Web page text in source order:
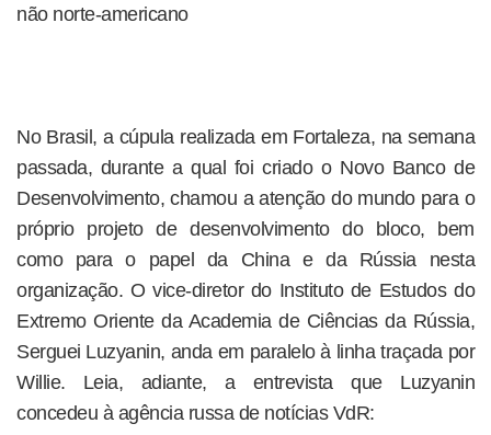
não norte-americano
No Brasil, a cúpula realizada em Fortaleza, na semana
passada, durante a qual foi criado o Novo Banco de
Desenvolvimento, chamou a atenção do mundo para o
próprio projeto de desenvolvimento do bloco, bem
como para o papel da China e da Rússia nesta
organização. O vice-diretor do Instituto de Estudos do
Extremo Oriente da Academia de Ciências da Rússia,
Serguei Luzyanin, anda em paralelo à linha traçada por
Willie. Leia, adiante, a entrevista que Luzyanin
concedeu à agência russa de notícias VdR: